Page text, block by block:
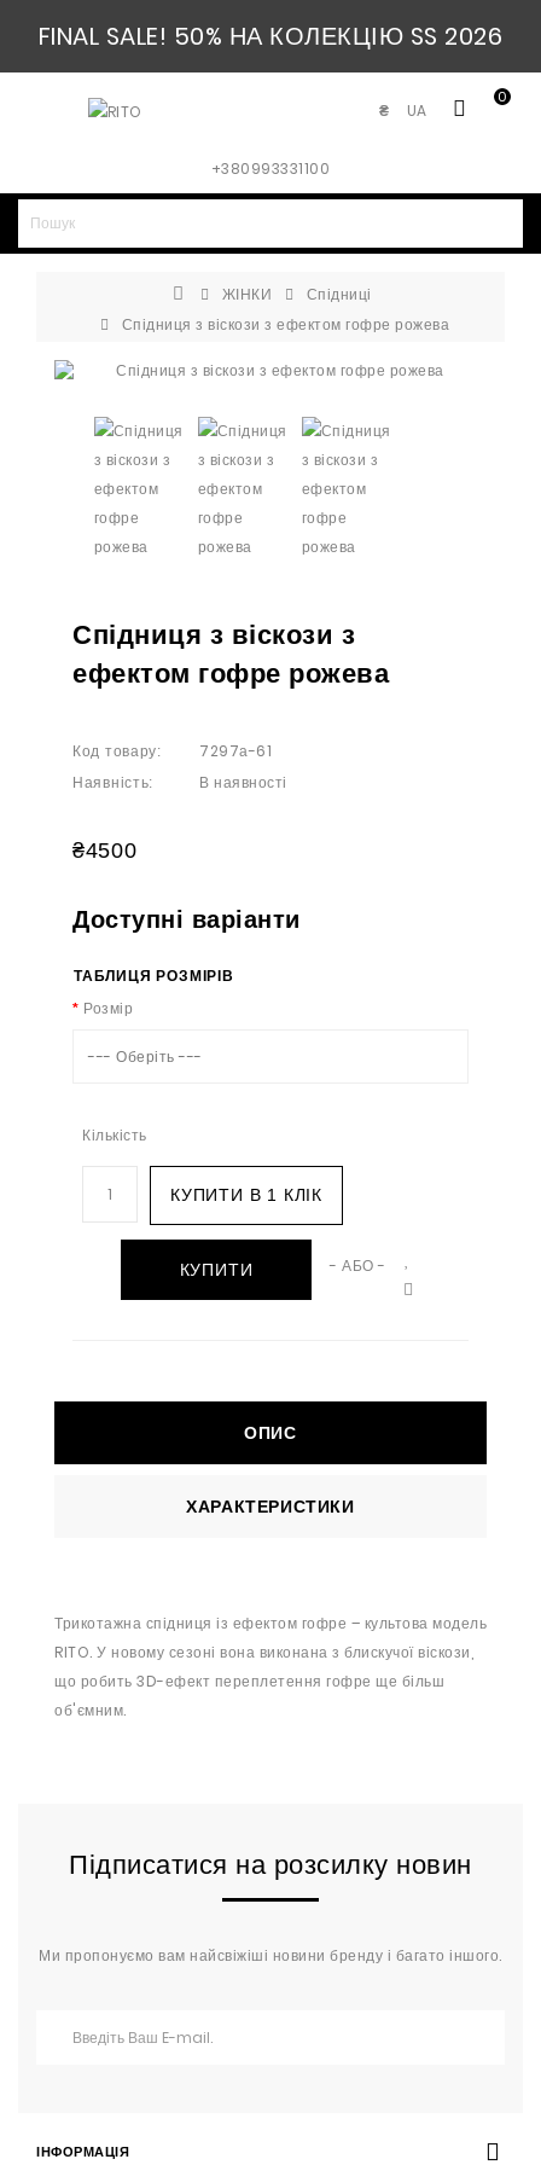
FINAL SALE! 50% НА КОЛЕКЦІЮ SS 2026
0
UA
₴
+380993331100
ЖІНКИ
Спідниці
Спідниця з віскози з ефектом гофре рожева
Спідниця з віскози з
ефектом гофре рожева
Код товару: 7297а-61
Наявність: В наявності
₴4500
Доступні варіанти
ТАБЛИЦЯ РОЗМІРІВ
Розмір
--- Оберіть ---
Кількість
КУПИТИ В 1 КЛІК
КУПИТИ - АБО -
ОПИС
ХАРАКТЕРИСТИКИ
Трикотажна спідниця із ефектом гофре – культова модель
RITO. У новому сезоні вона виконана з блискучої віскози,
що робить 3D-ефект переплетення гофре ще більш
об'ємним.
Підписатися на розсилку новин
Ми пропонуємо вам найсвіжіші новини бренду і багато іншого.
ІНФОРМАЦІЯ